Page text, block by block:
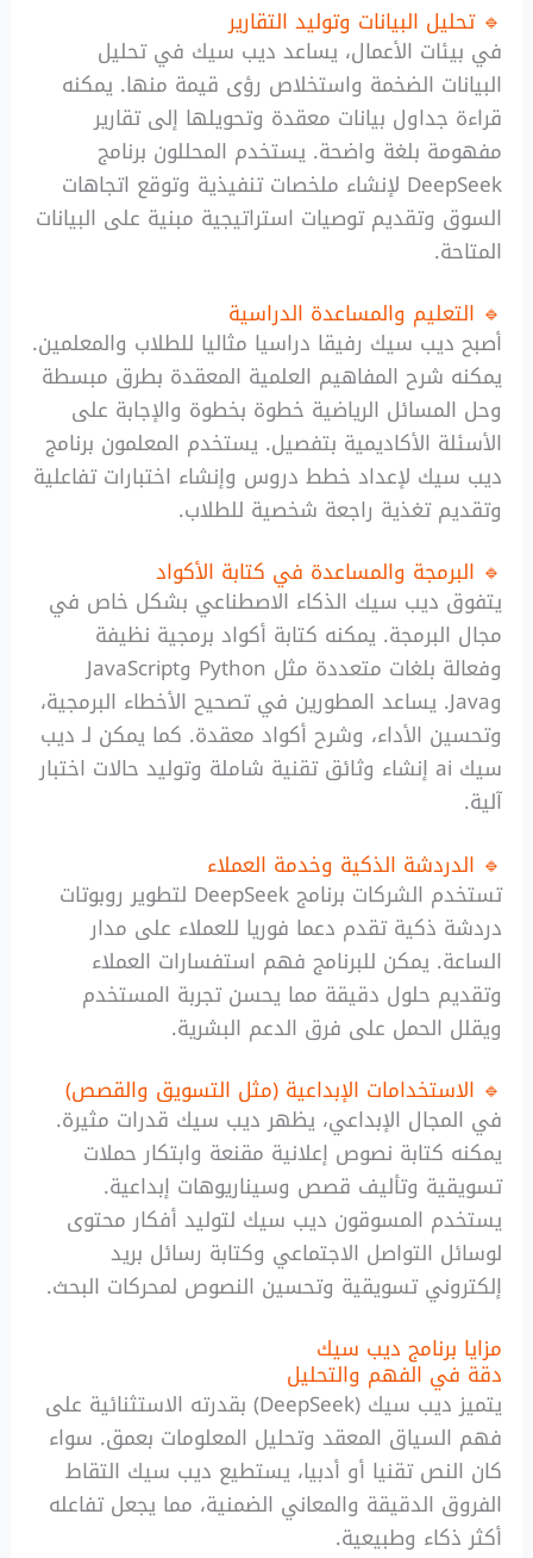
🔹 تحليل البيانات وتوليد التقارير
في بيئات الأعمال، يساعد ديب سيك في تحليل
البيانات الضخمة واستخلاص رؤى قيمة منها. يمكنه
قراءة جداول بيانات معقدة وتحويلها إلى تقارير
مفهومة بلغة واضحة. يستخدم المحللون برنامج
DeepSeek لإنشاء ملخصات تنفيذية وتوقع اتجاهات
السوق وتقديم توصيات استراتيجية مبنية على البيانات
المتاحة.
🔹 التعليم والمساعدة الدراسية
أصبح ديب سيك رفيقا دراسيا مثاليا للطلاب والمعلمين.
يمكنه شرح المفاهيم العلمية المعقدة بطرق مبسطة
وحل المسائل الرياضية خطوة بخطوة والإجابة على
الأسئلة الأكاديمية بتفصيل. يستخدم المعلمون برنامج
ديب سيك لإعداد خطط دروس وإنشاء اختبارات تفاعلية
وتقديم تغذية راجعة شخصية للطلاب.
🔹 البرمجة والمساعدة في كتابة الأكواد
يتفوق ديب سيك الذكاء الاصطناعي بشكل خاص في
مجال البرمجة. يمكنه كتابة أكواد برمجية نظيفة
وفعالة بلغات متعددة مثل Python وJavaScript
وJava. يساعد المطورين في تصحيح الأخطاء البرمجية،
وتحسين الأداء، وشرح أكواد معقدة. كما يمكن لـ ديب
سيك ai إنشاء وثائق تقنية شاملة وتوليد حالات اختبار
آلية.
🔹 الدردشة الذكية وخدمة العملاء
تستخدم الشركات برنامج DeepSeek لتطوير روبوتات
دردشة ذكية تقدم دعما فوريا للعملاء على مدار
الساعة. يمكن للبرنامج فهم استفسارات العملاء
وتقديم حلول دقيقة مما يحسن تجربة المستخدم
ويقلل الحمل على فرق الدعم البشرية.
🔹 الاستخدامات الإبداعية (مثل التسويق والقصص)
في المجال الإبداعي، يظهر ديب سيك قدرات مثيرة.
يمكنه كتابة نصوص إعلانية مقنعة وابتكار حملات
تسويقية وتأليف قصص وسيناريوهات إبداعية.
يستخدم المسوقون ديب سيك لتوليد أفكار محتوى
لوسائل التواصل الاجتماعي وكتابة رسائل بريد
إلكتروني تسويقية وتحسين النصوص لمحركات البحث.
مزايا برنامج ديب سيك
دقة في الفهم والتحليل
يتميز ديب سيك (DeepSeek) بقدرته الاستثنائية على
فهم السياق المعقد وتحليل المعلومات بعمق. سواء
كان النص تقنيا أو أدبيا، يستطيع ديب سيك التقاط
الفروق الدقيقة والمعاني الضمنية، مما يجعل تفاعله
أكثر ذكاء وطبيعية.